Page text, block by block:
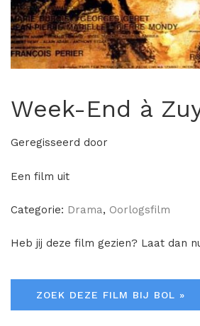
Week-End à
Geregisseerd door
Een film uit
Categorie: Drama, Oorlogsfilm
Heb jij deze film gezien? Laat dan
ZOEK DEZE FILM BIJ BOL »